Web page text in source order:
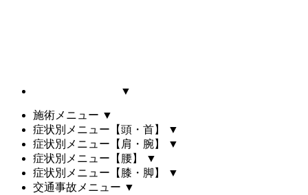
▼
施術メニュー ▼
症状別メニュー【頭・首】
▼
症状別メニュー【肩・腕】
▼
症状別メニュー【腰】
▼
症状別メニュー【膝・脚】
▼
交通事故メニュー ▼